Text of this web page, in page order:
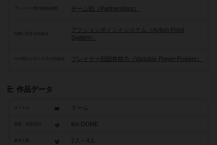
プレイヤー間の関係/状態 チーム戦（Partnerships）
行動に関する仕組み
アクションポイントシステム（Action Point
System）
その他のメカニクスや仕組み プレイヤー別固有能力（Variable Player Powers）
作品データ
タイトル ドーム
the DOME
参加人数 2人～4人